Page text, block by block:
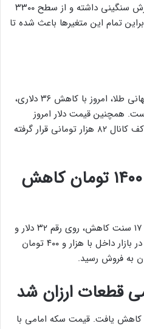
همچنین، اونس طلای جهانی ریزش سنگینی داشته و از سطح ۳۳۰۰
تمام این متغیرها باعث شده تا
شایان ذکر است، قیمت اونس جهانی طلا، امروز با کاهش ۳۶ دلاری،
است. همچنین قیمت دلار امروز
کاهشی شده و در این لحظه، در کف کانال ۸۲ هزار تومانی قرار گرفته
قیمت هر گرم نقره ۱۴۰۰ تومان کاهش
قیمت اونس جهانی نقره امروز با ۱۷ سنت کاهش، روی رقم ۳۲ دلار و
۹۱ سنت قرار گرفت؛ گرم نقره ۹۹۹ در بازار داخل با هزار و ۴۰۰ تومان
قطعات ارزان شد
کاهش یافت. قیمت سکه امامی با